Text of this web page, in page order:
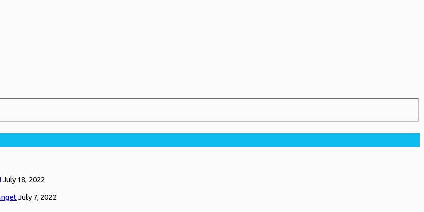
July 18, 2022
July 7, 2022